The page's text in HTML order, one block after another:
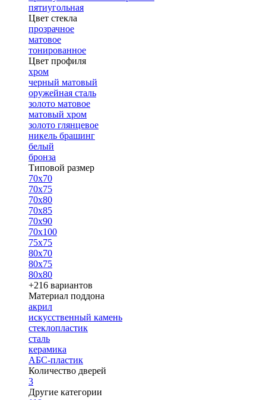
пятиугольная
Цвет стекла
прозрачное
матовое
тонированное
Цвет профиля
хром
черный матовый
оружейная сталь
золото матовое
матовый хром
золото глянцевое
никель брашинг
белый
бронза
Типовой размер
70х70
70х75
70х80
70х85
70х90
70х100
75х75
80х70
80х75
80х80
+216 вариантов
Материал поддона
акрил
искусственный камень
стеклопластик
сталь
керамика
АБС-пластик
Количество дверей
3
Другие категории